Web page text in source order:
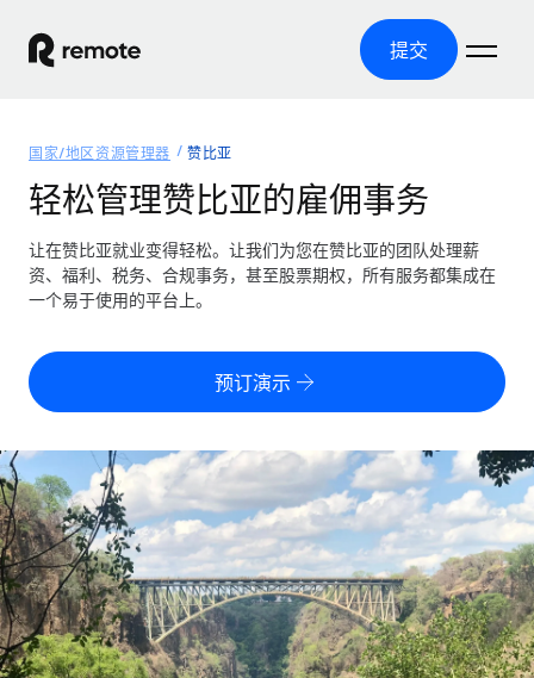
提交
产品
全球招聘
全球薪资管理
轻松运行合规薪资
零实体成本实现全球扩张
全球合规聘用合同工
合同工管理
全球合同工入职与管理
PEO
外包复杂雇佣任务
覆盖全球
美国各州浏览器
Remote 无惧对比
了解我们的竞争优势
成长阶段
初创企业
为成长型企业量身打造的全球敏捷型人力资源与薪资解决方案
资源
工具与计算器
误分类风险计算工具
员工成本计算器
计算任何国家的员工总成本
合同工薪酬结算计算器
探索全球合同工的结算货币选项与结算速度
通过 REMOTE 学习
定价
中文（简体）
English
Nederlands
Français
登录
国家/地区资源管理器 赞比亚
轻松管理赞比亚的雇佣事务
让在赞比亚就业变得轻松。让我们为您在赞比亚的团队处理薪
资、福利、税务、合规事务，甚至股票期权，所有服务都集成在
一个易于使用的平台上。
预订演示